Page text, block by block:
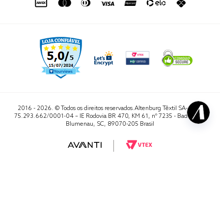
2016 - 2026. © Todos os direitos reservados.Altenburg Têxtil SA- CNPJ
75.293.662/0001-04 – IE Rodovia BR 470, KM 61, nº 7235 - Badenfurt,
Blumenau, SC, 89070-205 Brasil